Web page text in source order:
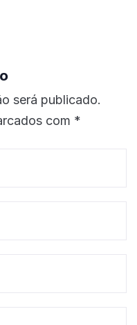
será publicado.
com *